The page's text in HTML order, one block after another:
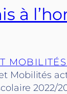
à
Mobilités
2022/